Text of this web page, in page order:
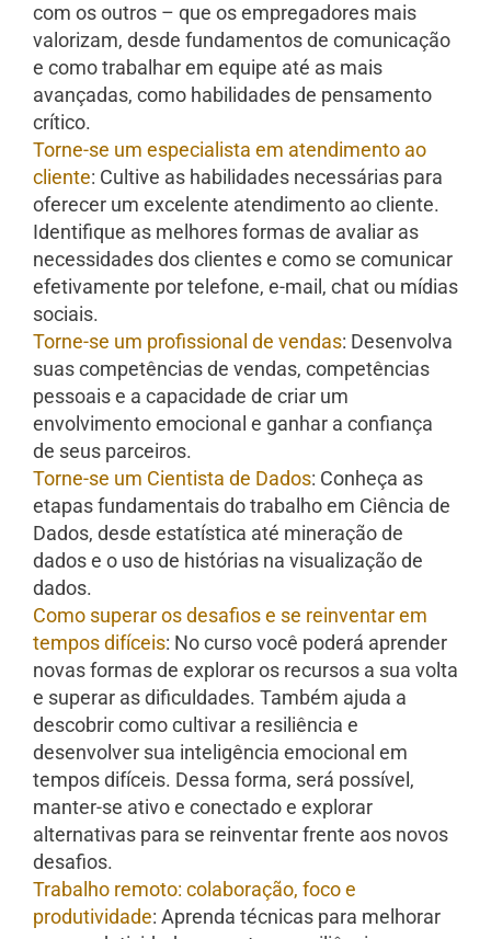
com os outros – que os empregadores mais
valorizam, desde fundamentos de comunicação
e como trabalhar em equipe até as mais
avançadas, como habilidades de pensamento
crítico.
Torne-se um especialista em atendimento ao
cliente: Cultive as habilidades necessárias para
oferecer um excelente atendimento ao cliente.
Identifique as melhores formas de avaliar as
necessidades dos clientes e como se comunicar
efetivamente por telefone, e-mail, chat ou mídias
sociais.
Torne-se um profissional de vendas: Desenvolva
suas competências de vendas, competências
pessoais e a capacidade de criar um
envolvimento emocional e ganhar a confiança
de seus parceiros.
Torne-se um Cientista de Dados: Conheça as
etapas fundamentais do trabalho em Ciência de
Dados, desde estatística até mineração de
dados e o uso de histórias na visualização de
dados.
Como superar os desafios e se reinventar em
tempos difíceis: No curso você poderá aprender
novas formas de explorar os recursos a sua volta
e superar as dificuldades. Também ajuda a
descobrir como cultivar a resiliência e
desenvolver sua inteligência emocional em
tempos difíceis. Dessa forma, será possível,
manter-se ativo e conectado e explorar
alternativas para se reinventar frente aos novos
desafios.
Trabalho remoto: colaboração, foco e
produtividade: Aprenda técnicas para melhorar